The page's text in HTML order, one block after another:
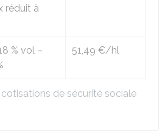
de sécurité sociale
réduit à
% vol –
51,49 €/hl